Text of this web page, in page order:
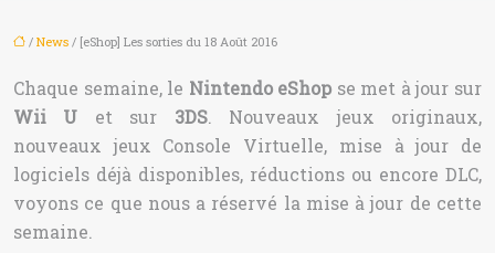
/ News / [eShop] Les sorties du 18 Août 2016
Chaque semaine, le Nintendo eShop se met à jour sur
Wii U et sur 3DS. Nouveaux jeux originaux,
nouveaux jeux Console Virtuelle, mise à jour de
logiciels déjà disponibles, réductions ou encore DLC,
voyons ce que nous a réservé la mise à jour de cette
semaine.